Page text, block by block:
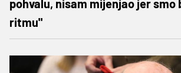
pohvalu, nisam mijenjao jer smo
ritmu"